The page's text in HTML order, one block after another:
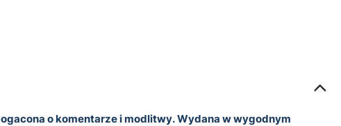
o komentarze i modlitwy. Wydana w wygodnym